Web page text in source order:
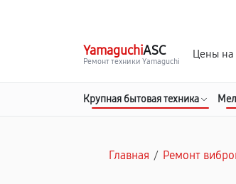
YamaguchiASC
Ремонт техники Yamaguchi
Цены на
Крупная бытовая техника
Главная / Ремонт